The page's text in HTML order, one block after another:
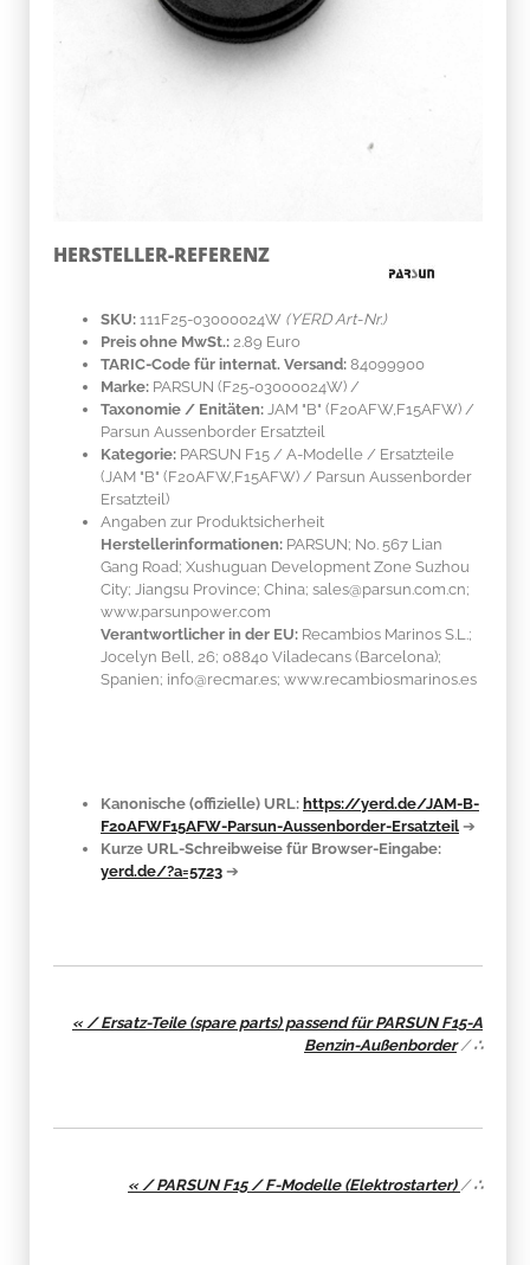
HERSTELLER-REFERENZ
SKU: 111F25-03000024W (YERD Art-Nr.)
Preis ohne MwSt.: 2.89 Euro
TARIC-Code für internat. Versand: 84099900
Marke: PARSUN (F25-03000024W) /
Taxonomie / Enitäten: JAM "B" (F20AFW,F15AFW) /
Parsun Aussenborder Ersatzteil
Kategorie: PARSUN F15 / A-Modelle / Ersatzteile
(JAM "B" (F20AFW,F15AFW) / Parsun Aussenborder
Ersatzteil)
Angaben zur Produktsicherheit
Herstellerinformationen: PARSUN; No. 567 Lian
Gang Road; Xushuguan Development Zone Suzhou
City; Jiangsu Province; China; sales@parsun.com.cn;
www.parsunpower.com
Verantwortlicher in der EU: Recambios Marinos S.L.;
Jocelyn Bell, 26; 08840 Viladecans (Barcelona);
Spanien; info@recmar.es; www.recambiosmarinos.es
Kanonische (offizielle) URL: https://yerd.de/JAM-B-
F20AFWF15AFW-Parsun-Aussenborder-Ersatzteil ➔
Kurze URL-Schreibweise für Browser-Eingabe:
yerd.de/?a=5723 ➔
« / Ersatz-Teile (spare parts) passend für PARSUN F15-A
Benzin-Außenborder/∴
« / PARSUN F15 / F-Modelle (Elektrostarter) /∴